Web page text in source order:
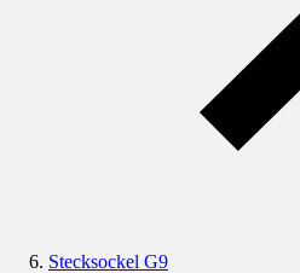
Stecksockel G9